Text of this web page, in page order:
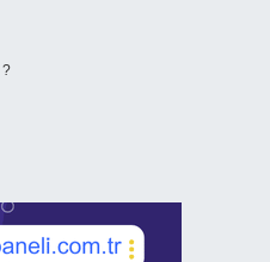
?